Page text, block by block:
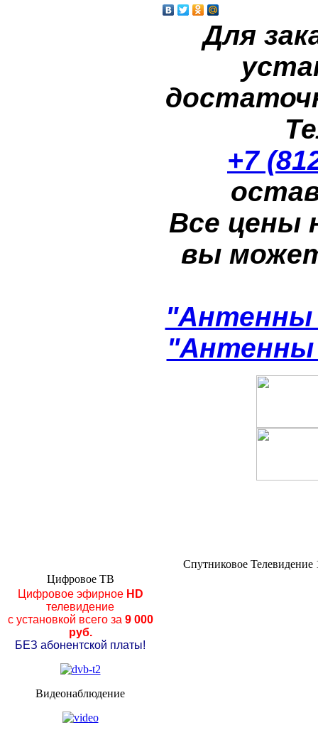
Для
+7
Все цены
вы
"Антенны
"Антенны
Спутниковое
Цифровое ТВ
Цифровое эфирноеHD
телевидение
с установкой всего за 9 000
руб.
БЕЗ абонентской платы!
Видеонаблюдение